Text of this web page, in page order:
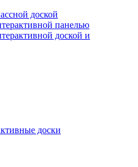
доской
панелью
доской и
доски